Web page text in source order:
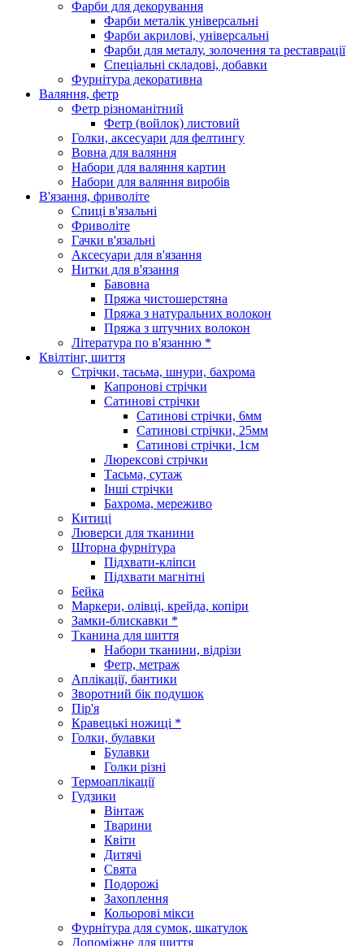
Фарби для декорування
Фарби металік універсальні
Фарби акрилові, універсальні
Фарби для металу, золочення та реставрації
Спеціальні складові, добавки
Фурнітура декоративна
Валяння, фетр
Фетр різноманітний
Фетр (войлок) листовий
Голки, аксесуари для фелтингу
Вовна для валяння
Набори для валяння картин
Набори для валяння виробів
В'язання, фриволіте
Спиці в'язальні
Фриволіте
Гачки в'язальні
Аксесуари для в'язання
Нитки для в'язання
Бавовна
Пряжа чистошерстяна
Пряжа з натуральних волокон
Пряжа з штучних волокон
Література по в'язанню *
Квілтінг, шиття
Стрічки, тасьма, шнури, бахрома
Капронові стрічки
Сатинові стрічки
Сатинові стрічки, 6мм
Сатинові стрічки, 25мм
Сатинові стрічки, 1см
Люрексові стрічки
Тасьма, сутаж
Інші стрічки
Бахрома, мереживо
Китиці
Люверси для тканини
Шторна фурнітура
Підхвати-кліпси
Підхвати магнітні
Бейка
Маркери, олівці, крейда, копіри
Замки-блискавки *
Тканина для шиття
Набори тканини, відрізи
Фетр, метраж
Аплікації, бантики
Зворотний бік подушок
Пір'я
Кравецькі ножиці *
Голки, булавки
Булавки
Голки різні
Термоаплікації
Гудзики
Вінтаж
Тварини
Квіти
Дитячі
Свята
Подорожі
Захоплення
Кольорові мікси
Фурнітура для сумок, шкатулок
Допоміжне для шиття